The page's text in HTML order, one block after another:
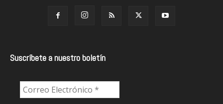
Suscríbete a nuestro boletín